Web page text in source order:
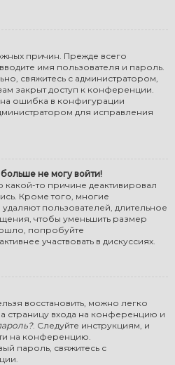
причин. Прежде всего
имя пользователя и пароль.
свяжитесь с администратором,
закрыт доступ к конференции.
ошибка в конфигурации
для исправления
не могу войти!
то причине деактивировал
Кроме того, многие
пользователей, длительное
чтобы уменьшить размер
попробуйте
участвовать в дискуссиях.
восстановить, можно легко
страницу входа на конференцию и
. Следуйте инструкциям, и
на конференцию.
пароль, свяжитесь с